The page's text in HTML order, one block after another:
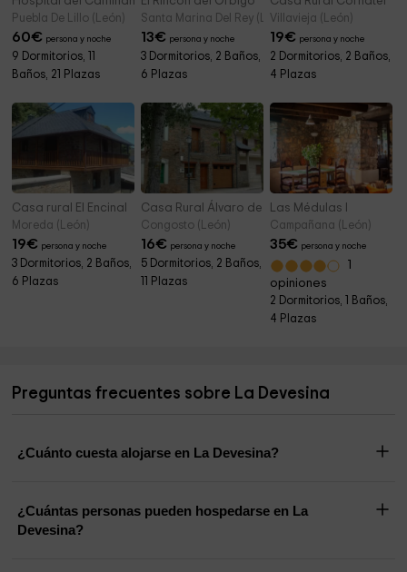
Puebla De Lillo (León)
60€ persona y noche
9 Dormitorios, 11
Baños, 21 Plazas
Santa Marina Del Rey (León)
13€ persona y noche
3 Dormitorios, 2 Baños,
6 Plazas
Villavieja (León)
19€ persona y noche
2 Dormitorios, 2 Baños,
4 Plazas
Casa rural El Encinal
Moreda (León)
19€ persona y noche
3 Dormitorios, 2 Baños,
6 Plazas
Casa Rural Álvaro de Mendaña
Congosto (León)
16€ persona y noche
5 Dormitorios, 2 Baños,
11 Plazas
Las Médulas I
Campañana (León)
35€ persona y noche
opiniones
2 Dormitorios, 1 Baños,
4 Plazas
Preguntas frecuentes sobre La Devesina
¿Cuánto cuesta alojarse en La Devesina?
¿Cuántas personas pueden hospedarse en La
Devesina?